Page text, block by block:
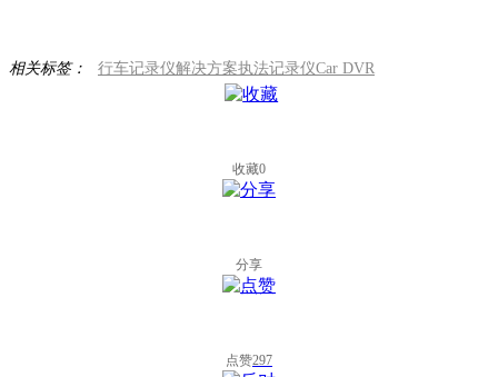
相关标签： 行车记录仪解决方案执法记录仪Car DVR
收藏0
分享
点赞297